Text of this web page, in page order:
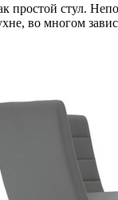
простой стул.
во многом